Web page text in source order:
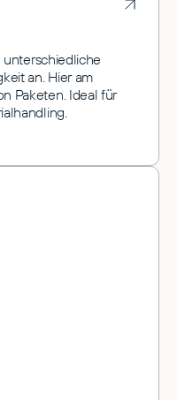
unterschiedliche
an. Hier am
Paketen. Ideal für